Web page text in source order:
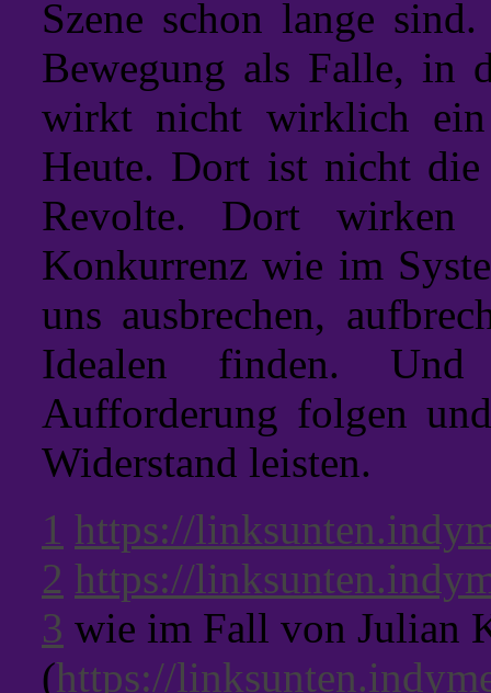
Szene schon lange
Bewegung als Falle, in
wirkt nicht wirklich ein
Heute. Dort ist nicht die
Revolte. Dort wirken
Konkurrenz wie im
uns ausbrechen,
Idealen finden.
Aufforderung folgen
Widerstand leisten.
1 https://
2 https://
3 wie im Fall von Julian
(https://